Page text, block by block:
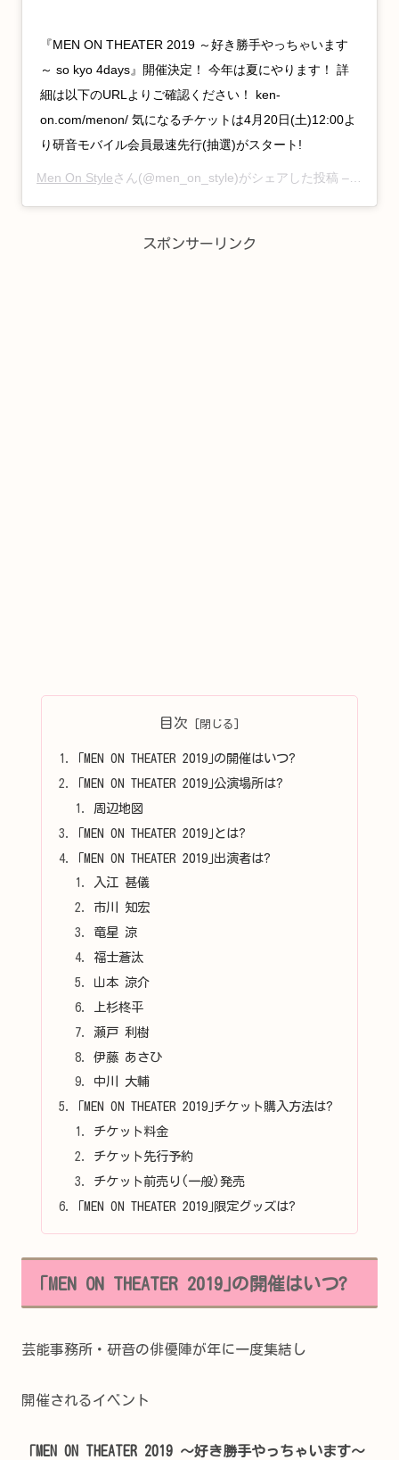
『MEN ON THEATER 2019 ～好き勝手やっちゃいます
～ so kyo 4days』開催決定！ 今年は夏にやります！ 詳
細は以下のURLよりご確認ください！ ken-
on.com/menon/ 気になるチケットは4月20日(土)12:00よ
り研音モバイル会員最速先行(抽選)がスタート!
Men On Styleさん(@men_on_style)がシェアした投稿 –
スポンサーリンク
目次
｢MEN ON THEATER 2019｣の開催はいつ?
｢MEN ON THEATER 2019｣公演場所は?
周辺地図
｢MEN ON THEATER 2019｣とは?
｢MEN ON THEATER 2019｣出演者は?
入江 甚儀
市川 知宏
竜星 涼
福士蒼汰
山本 涼介
上杉柊平
瀬戸 利樹
伊藤 あさひ
中川 大輔
｢MEN ON THEATER 2019｣チケット購入方法は?
チケット料金
チケット先行予約
チケット前売り(一般)発売
｢MEN ON THEATER 2019｣限定グッズは?
｢MEN ON THEATER 2019｣の開催はいつ?
芸能事務所・研音の俳優陣が年に一度集結し
開催されるイベント
「MEN ON THEATER 2019 ～好き勝手やっちゃいます～